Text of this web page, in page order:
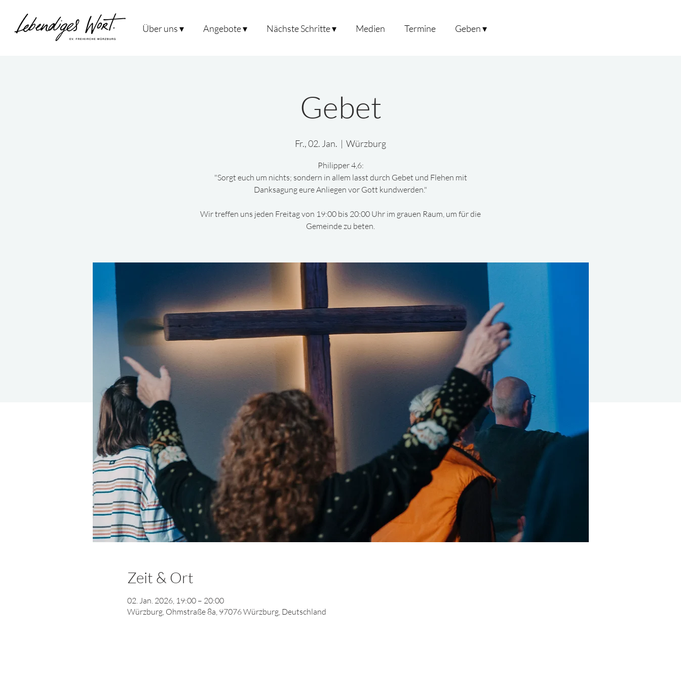
Über uns ▾ Angebote ▾ Nächste Schritte ▾ Medien Termine Geben ▾
Gebet
Fr., 02. Jan.
  |
Würzburg
Philipper 4,6:
"Sorgt euch um nichts; sondern in allem lasst durch Gebet und Flehen mit
Danksagung eure Anliegen vor Gott kundwerden."
Wir treffen uns jeden Freitag von 19:00 bis 20:00 Uhr im grauen Raum, um für die
Gemeinde zu beten.
Zeit & Ort
02. Jan. 2026, 19:00 – 20:00
Würzburg, Ohmstraße 8a, 97076 Würzburg, Deutschland